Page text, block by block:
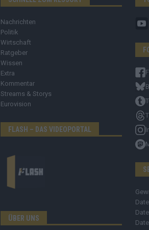
Nachrichten
Politik
Wirtschaft
Ratgeber
Wissen
Extra
Kommentar
Streams & Storys
Eurovision
FLASH – DAS VIDEOPORTAL
ÜBER UNS